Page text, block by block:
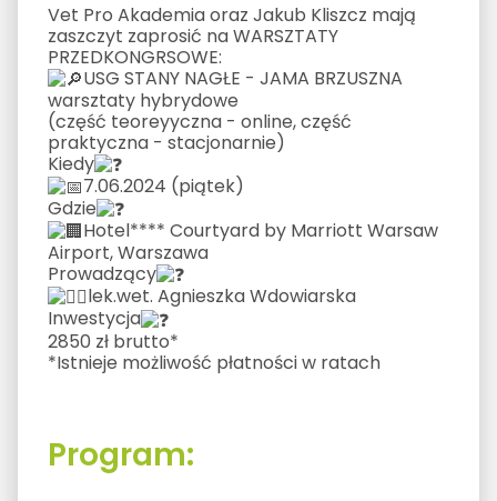
Vet Pro Akademia oraz Jakub Kliszcz mają
zaszczyt zaprosić na WARSZTATY
PRZEDKONGRSOWE:
USG STANY NAGŁE - JAMA BRZUSZNA
warsztaty hybrydowe
(część teoreyyczna - online, część
praktyczna - stacjonarnie)
Kiedy
7.06.2024 (piątek)
Gdzie
Hotel**** Courtyard by Marriott Warsaw
Airport, Warszawa
Prowadzący
lek.wet. Agnieszka Wdowiarska
Inwestycja
2850 zł brutto*
*Istnieje możliwość płatności w ratach
Program: